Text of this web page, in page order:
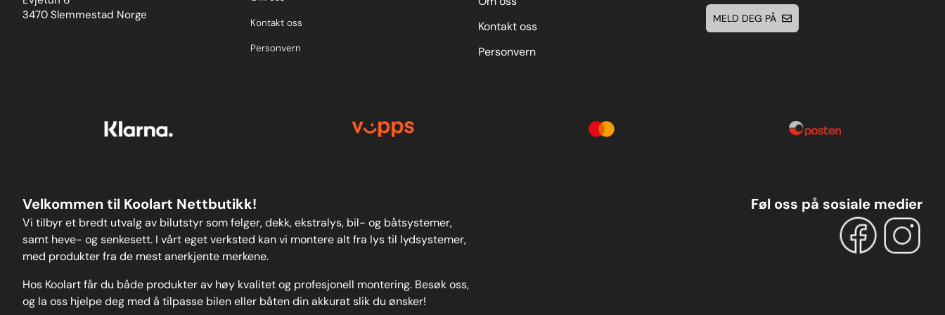
market.Please clickhereto view all sizes available
of anew user-friendly drop-down search function.
3470 Slemmestad Norge
Kontakt oss
Personvern
Kontakt oss
Personvern
MELD DEG PÅ
Velkommen til Koolart Nettbutikk!
Vi tilbyr et bredt utvalg av bilutstyr som felger, dekk, ekstralys, bil- og båtsystemer,
samt heve- og senkesett. I vårt eget verksted kan vi montere alt fra lys til lydsystemer,
med produkter fra de mest anerkjente merkene.
Hos Koolart får du både produkter av høy kvalitet og profesjonell montering. Besøk oss,
og la oss hjelpe deg med å tilpasse bilen eller båten din akkurat slik du ønsker!
Føl oss på sosiale medier